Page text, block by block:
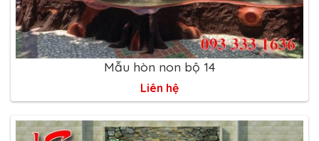
Mẫu hòn non bộ 14
Liên hệ